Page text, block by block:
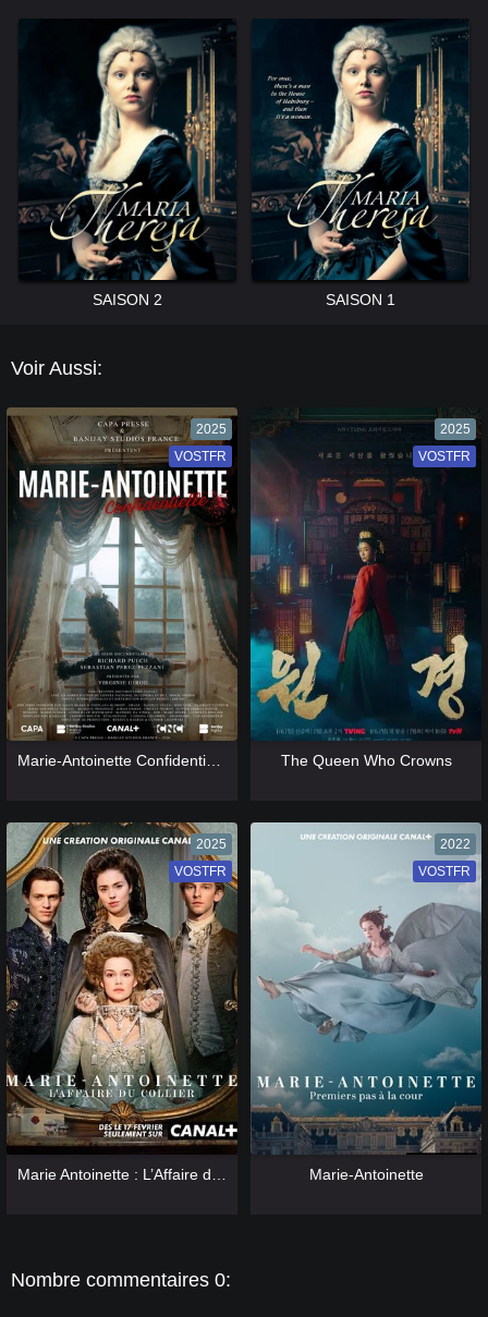
SAISON 2 SAISON 1
Voir Aussi:
2025
VF
VOSTFR
2025
VF
VOSTFR
The Queen Who Crowns
2025
VF
VOSTFR
2022
VF
VOSTFR
Marie-Antoinette
Nombre commentaires 0: